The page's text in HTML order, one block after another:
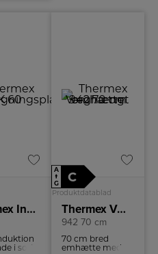
Thermex Indbygningsplade
i sort
A
↑
G
C
Produktdatablad
Thermex Væghængt emhætte
942 70 cm
70 cm bred
emhætte med